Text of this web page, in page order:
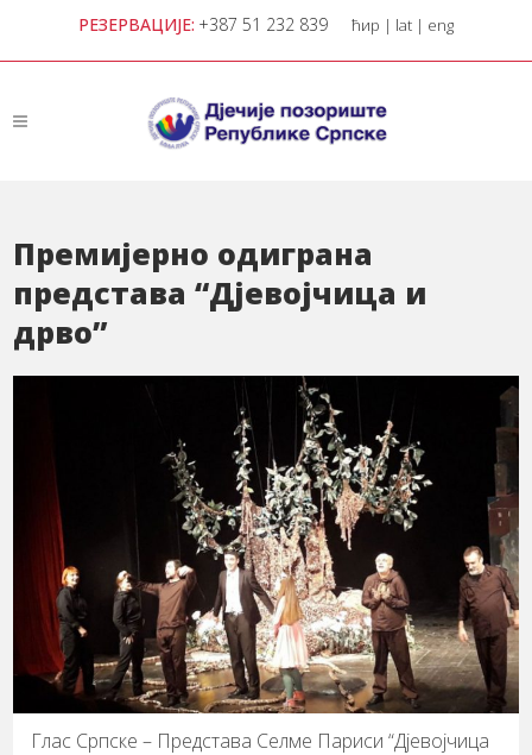
РЕЗЕРВАЦИЈЕ: +387 51 232 839 ћир | lat | eng
Премијерно одиграна
представа “Дјевојчица и
дрво”
Глас Српске – Представа Селме Париси “Дјевојчица